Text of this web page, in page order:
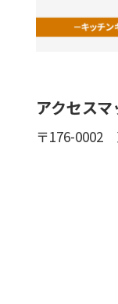
アクセスマ
〒176-0002